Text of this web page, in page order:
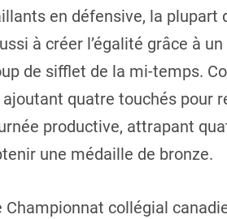
en défensive, la plupart
à créer l’égalité grâce à
de sifflet de la mi-temps.
quatre touchés pour
productive, attrapant
une médaille de bronze.
Championnat collégial